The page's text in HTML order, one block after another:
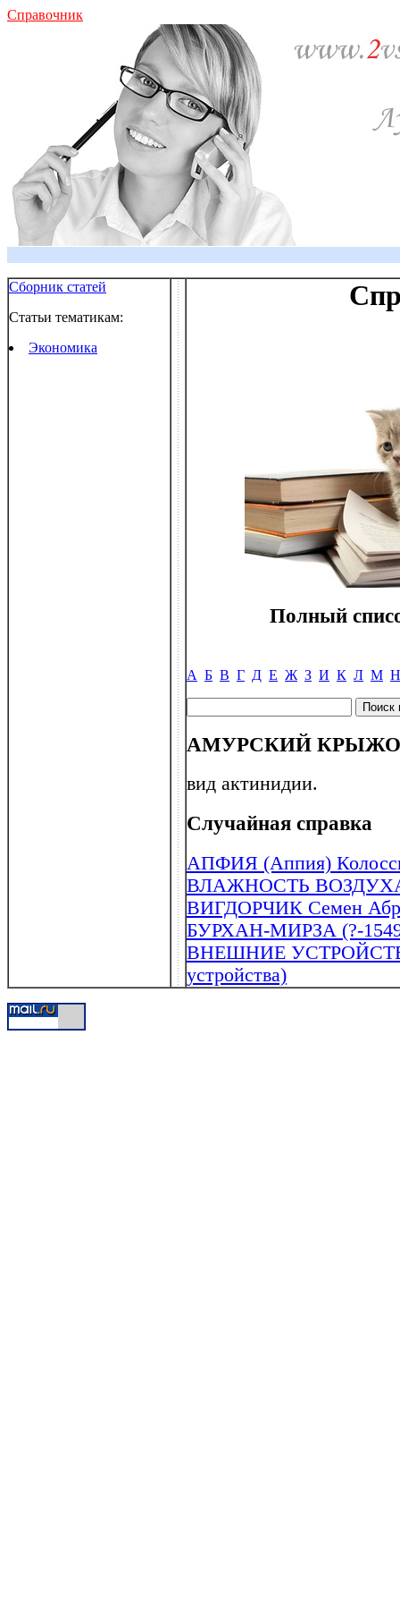
Справочник
Сборник статей
Статьи тематикам:
Экономика
Полный
А Б В Г Д Е Ж З И К Л М Н
АМУРСКИЙ
вид актинидии.
Случайная справка
АПФИЯ (Аппия)
ВЛАЖНОСТЬ
ВИГДОРЧИК Семен
БУРХАН-МИРЗА (?-
ВНЕШНИЕ
устройства)